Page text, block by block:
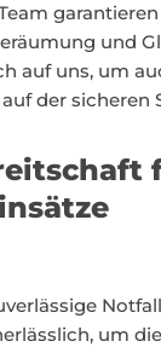
und
auf uns, um
der sicheren
um